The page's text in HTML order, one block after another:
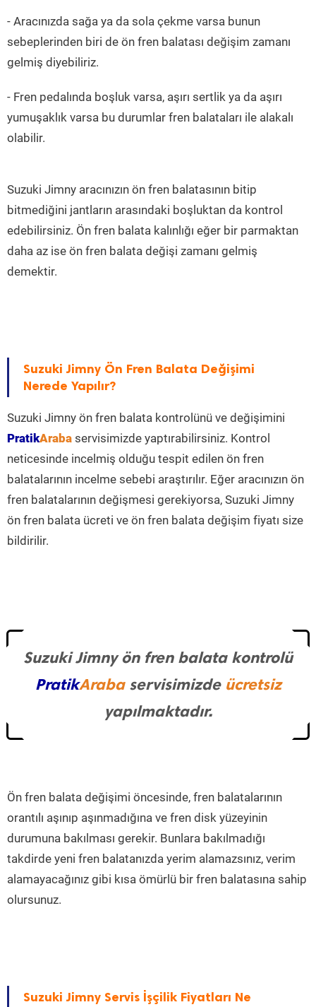
- Aracınızda sağa ya da sola çekme varsa bunun
sebeplerinden biri de ön fren balatası değişim zamanı
gelmiş diyebiliriz.
- Fren pedalında boşluk varsa, aşırı sertlik ya da aşırı
yumuşaklık varsa bu durumlar fren balataları ile alakalı
olabilir.
Suzuki Jimny aracınızın ön fren balatasının bitip
bitmediğini jantların arasındaki boşluktan da kontrol
edebilirsiniz. Ön fren balata kalınlığı eğer bir parmaktan
daha az ise ön fren balata değişi zamanı gelmiş
demektir.
Suzuki Jimny Ön Fren Balata Değişimi
Nerede Yapılır?
Suzuki Jimny ön fren balata kontrolünü ve değişimini
PratikAraba servisimizde yaptırabilirsiniz. Kontrol
neticesinde incelmiş olduğu tespit edilen ön fren
balatalarının incelme sebebi araştırılır. Eğer aracınızın ön
fren balatalarının değişmesi gerekiyorsa, Suzuki Jimny
ön fren balata ücreti ve ön fren balata değişim fiyatı size
bildirilir.
Suzuki Jimny ön fren balata kontrolü
PratikArabaservisimizde ücretsiz
yapılmaktadır.
Ön fren balata değişimi öncesinde, fren balatalarının
orantılı aşınıp aşınmadığına ve fren disk yüzeyinin
durumuna bakılması gerekir. Bunlara bakılmadığı
takdirde yeni fren balatanızda yerim alamazsınız, verim
alamayacağınız gibi kısa ömürlü bir fren balatasına sahip
olursunuz.
Suzuki Jimny Servis İşçilik Fiyatları Ne